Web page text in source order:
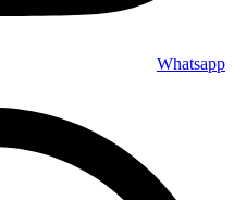
Whatsapp